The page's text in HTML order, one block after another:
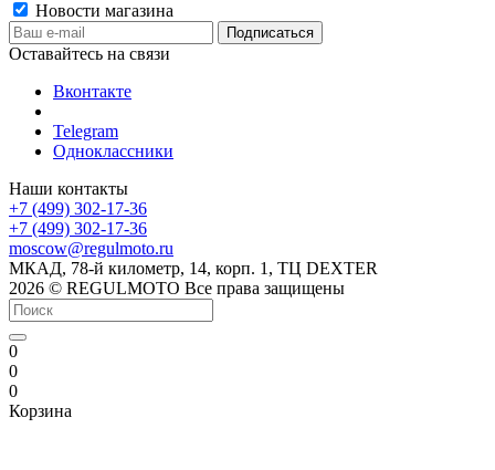
Новости магазина
Оставайтесь на связи
Вконтакте
Telegram
Одноклассники
Наши контакты
+7 (499) 302-17-36
+7 (499) 302-17-36
moscow@regulmoto.ru
МКАД, 78-й километр, 14, корп. 1, ТЦ DEXTER
2026 © REGULMOTO Все права защищены
0
0
0
Корзина